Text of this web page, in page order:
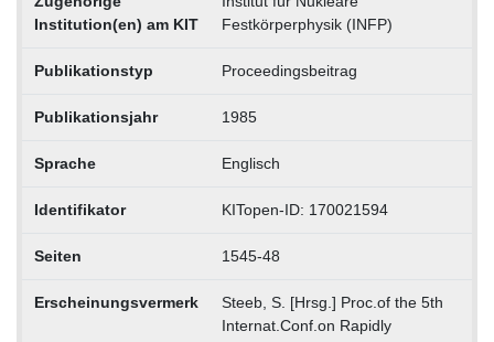
Institution(en) am KIT
Festkörperphysik (INFP)
Publikationstyp Proceedingsbeitrag
Publikationsjahr 1985
Sprache Englisch
Identifikator KITopen-ID: 170021594
Seiten 1545-48
Erscheinungsvermerk
Steeb, S. [Hrsg.] Proc.of the 5th
Internat.Conf.on Rapidly